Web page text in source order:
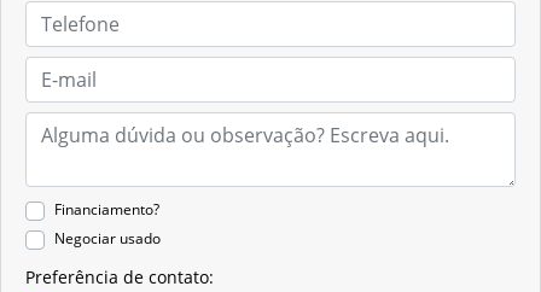
Financiamento?
Negociar usado
Preferência de contato: